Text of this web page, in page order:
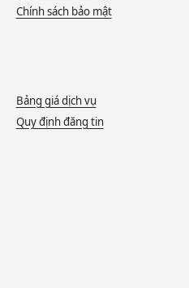
Chính sách bảo mật
Bảng giá dịch vụ
Quy định đăng tin